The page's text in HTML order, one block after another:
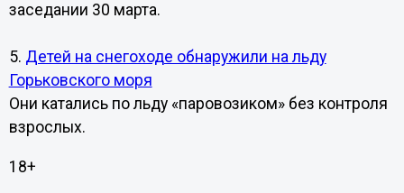
заседании 30 марта.
5. Детей на снегоходе обнаружили на льду
Горьковского моря
Они катались по льду «паровозиком» без контроля
взрослых.
18+